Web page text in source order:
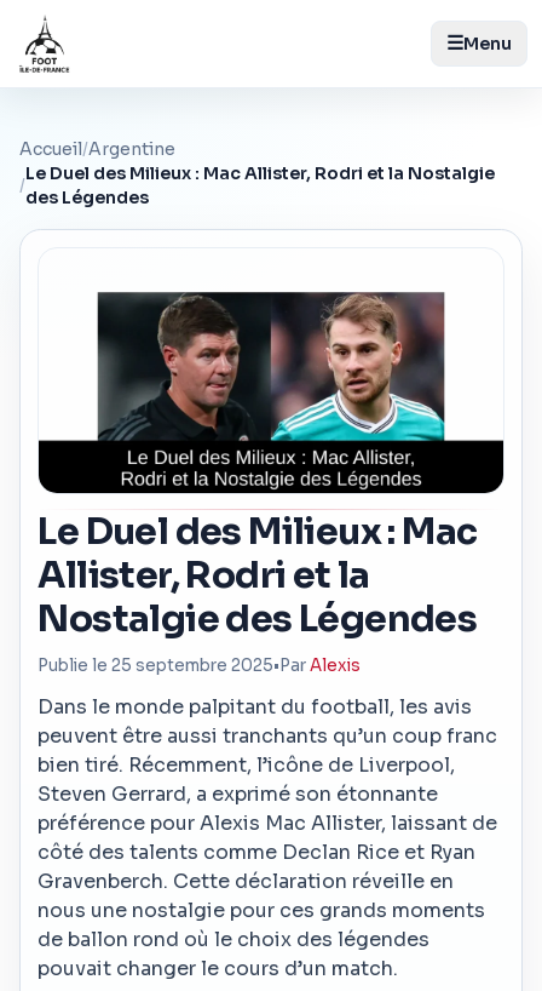
☰Menu
Accueil/Argentine
/
Le Duel des Milieux : Mac Allister, Rodri et la Nostalgie
des Légendes
Le Duel des Milieux : Mac
Allister, Rodri et la
Nostalgie des Légendes
Publie le 25 septembre 2025• ParAlexis
Dans le monde palpitant du football, les avis
peuvent être aussi tranchants qu’un coup franc
bien tiré. Récemment, l’icône de Liverpool,
Steven Gerrard, a exprimé son étonnante
préférence pour Alexis Mac Allister, laissant de
côté des talents comme Declan Rice et Ryan
Gravenberch. Cette déclaration réveille en
nous une nostalgie pour ces grands moments
de ballon rond où le choix des légendes
pouvait changer le cours d’un match.